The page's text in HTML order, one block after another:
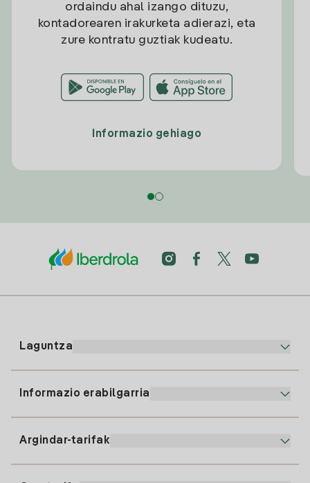
ordaindu ahal izango dituzu,
kontadorearen irakurketa adierazi, eta
zure kontratu guztiak kudeatu.
Informazio gehiago
Laguntza
Informazio erabilgarria
Argindar-tarifak